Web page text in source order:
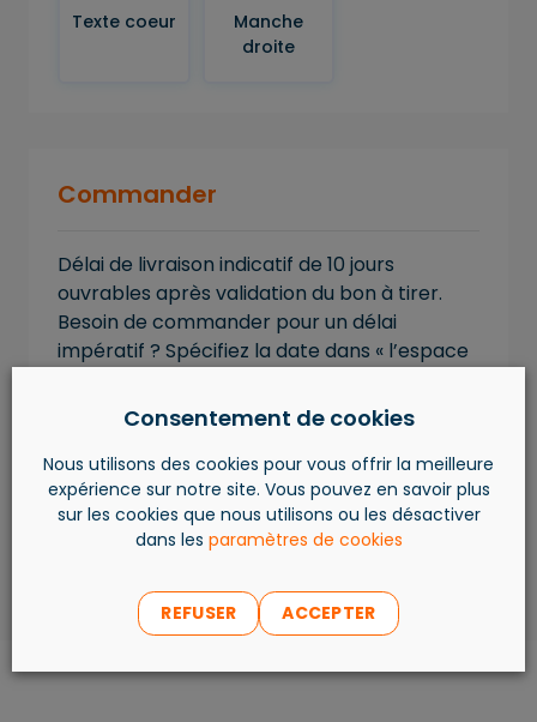
Texte coeur
Manche
droite
Commander
Délai de livraison indicatif de 10 jours
ouvrables après validation du bon à tirer.
Besoin de commander pour un délai
impératif ? Spécifiez la date dans « l’espace
+32.4.263.59.69.
AJOUTER AU PANIER
Consentement de cookies
Nous utilisons des cookies pour vous offrir la meilleure
expérience sur notre site. Vous pouvez en savoir plus
sur les cookies que nous utilisons ou les désactiver
dans les paramètres de cookies
REFUSER ACCEPTER